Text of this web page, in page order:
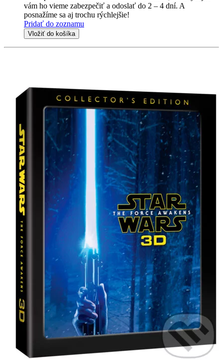
vám ho vieme zabezpečiť a odoslať do 2 – 4 dní. A
posnažíme sa aj trochu rýchlejšie!
Pridať do zoznamu
Vložiť do košíka